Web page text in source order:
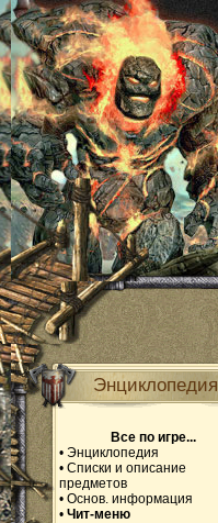
Энциклопедия
Все по игре...
• Энциклопедия
• Списки и описание
предметов
• Основ. информация
• Чит-меню